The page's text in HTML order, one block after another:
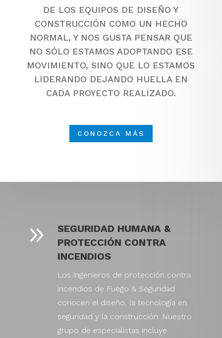
DE LOS EQUIPOS DE DISEÑO Y
CONSTRUCCIÓN COMO UN HECHO
NORMAL, Y NOS GUSTA PENSAR QUE
NO SÓLO ESTAMOS ADOPTANDO ESE
MOVIMIENTO, SINO QUE LO ESTAMOS
LIDERANDO DEJANDO HUELLA EN
CADA PROYECTO REALIZADO.
CONOZCA MÁS
9
SEGURIDAD HUMANA &
PROTECCIÓN CONTRA
INCENDIOS
Los ingenieros de protección contra
incendios de Fuego & Seguridad
conocen el diseño, la tecnología en
seguridad y la construcción. Nuestro
grupo de especialistas incluye